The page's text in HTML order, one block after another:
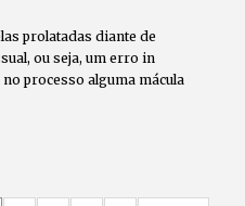
prolatadas diante de
ou seja, um erro in
processo alguma mácula